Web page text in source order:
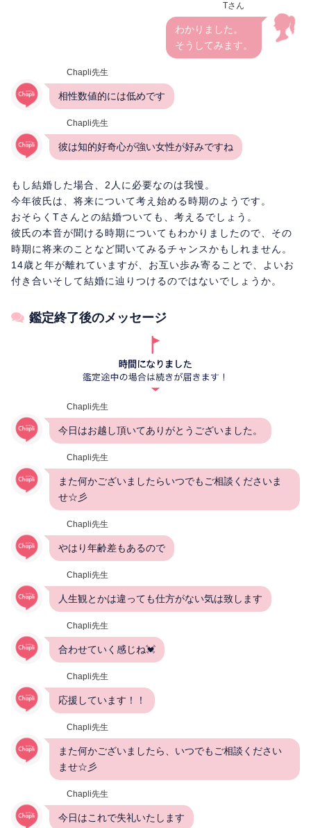
Tさん
わかりました。
そうしてみます。
Chapli先生
相性数値的には低めです
Chapli先生
彼は知的好奇心が強い女性が好みですね
もし結婚した場合、2人に必要なのは我慢。
今年彼氏は、将来について考え始める時期のようです。
おそらくTさんとの結婚ついても、考えるでしょう。
彼氏の本音が聞ける時期についてもわかりましたので、その
時期に将来のことなど聞いてみるチャンスかもしれません。
14歳と年が離れていますが、お互い歩み寄ることで、よいお
付き合いそして結婚に辿りつけるのではないでしょうか。
鑑定終了後のメッセージ
Chapli先生
今日はお越し頂いてありがとうございました。
Chapli先生
また何かございましたらいつでもご相談くださいま
せ☆彡
Chapli先生
やはり年齢差もあるので
Chapli先生
人生観とかは違っても仕方がない気は致します
Chapli先生
合わせていく感じね💓
Chapli先生
応援しています！！
Chapli先生
また何かございましたら、いつでもご相談ください
ませ☆彡
Chapli先生
今日はこれで失礼いたします